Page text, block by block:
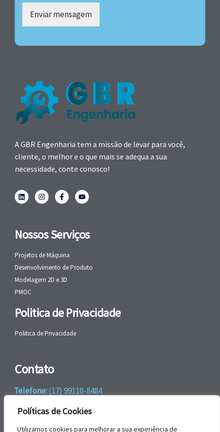
Políticas de Cookies
Utilizamos cookies para melhorar a sua experiência de
Enviar mensagem
A GBR Engenharia tem a missão de levar para você,
cliente, o melhor e o que mais se adequa a sua
necessidade, conte conosco!
Nossos Serviços
Projetos de Máquina
Desenvolvimento de Produto
Modelagem 2D e 3D
PMOC
Politica de Privacidade
Politica de Privacidade
Contato
Telefone:(17) 99118-8484
WhatsApp:+55 (17) 99118-8484
email:faleconosco@gbrengenharia.com